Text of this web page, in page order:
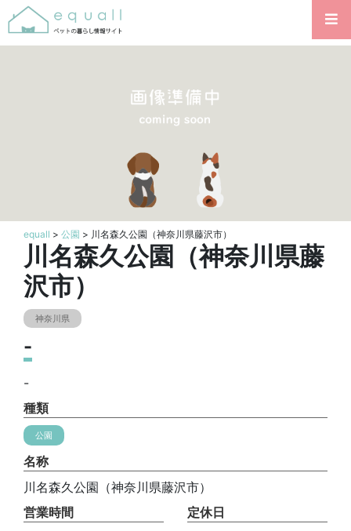
equall > 公園 > 川名森久公園（神奈川県藤沢市）
川名森久公園（神奈川県藤
沢市）
神奈川県
-
-
種類
公園
名称
川名森久公園（神奈川県藤沢市）
営業時間
定休日